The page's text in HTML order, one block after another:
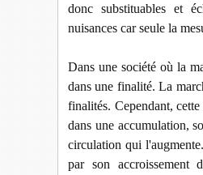
donc substituables et
nuisances car seule la
Dans une société où la
dans une finalité. La
finalités. Cependant,
dans une accumulation,
circulation qui
par son